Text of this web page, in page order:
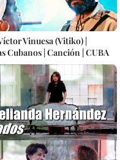
Vinuesa (Vitiko) |
Cubanos | Canción | CUBA